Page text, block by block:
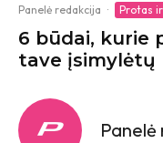
Panelė redakcija · Protas
6 būdai, kurie
tave įsimylėtų
Panelė